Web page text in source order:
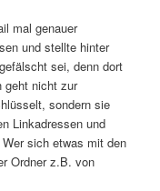
mal genauer
und stellte hinter
sei, denn dort
geht nicht zur
sondern sie
Linkadressen und
Wer sich etwas mit den
Ordner z.B. von